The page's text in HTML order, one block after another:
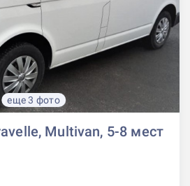
еще 3 фото
Multivan, 5-8 мест